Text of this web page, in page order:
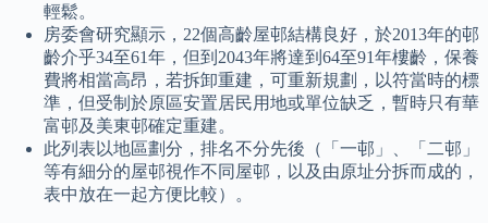
輕鬆。
房委會研究顯示，22個高齡屋邨結構良好，於2013年的邨
齡介乎34至61年，但到2043年將達到64至91年樓齡，保養
費將相當高昂，若拆卸重建，可重新規劃，以符當時的標
準，但受制於原區安置居民用地或單位缺乏，暫時只有華
富邨及美東邨確定重建。
此列表以地區劃分，排名不分先後（「一邨」、「二邨」
等有細分的屋邨視作不同屋邨，以及由原址分拆而成的，
表中放在一起方便比較）。